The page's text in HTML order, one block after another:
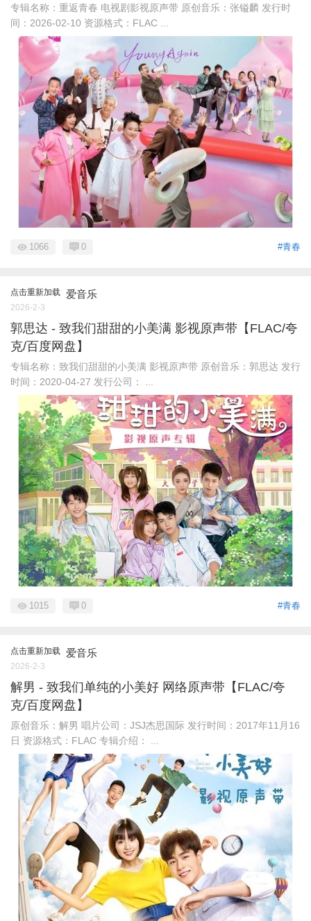
专辑名称：重返青春 电视剧影视原声带 原创音乐：张镒麟 发行时
间：2026-02-10 资源格式：FLAC ...
#青春
1066 0
点击重新加载 爱音乐
2026-2-3
郭思达 - 致我们甜甜的小美满 影视原声带【FLAC/夸
克/百度网盘】
专辑名称：致我们甜甜的小美满 影视原声带 原创音乐：郭思达 发行
时间：2020-04-27 发行公司： ...
#青春
1015 0
点击重新加载 爱音乐
2026-2-3
解男 - 致我们单纯的小美好 网络原声带【FLAC/夸
克/百度网盘】
原创音乐：解男 唱片公司：JSJ杰思国际 发行时间：2017年11月16
日 资源格式：FLAC 专辑介绍： ...